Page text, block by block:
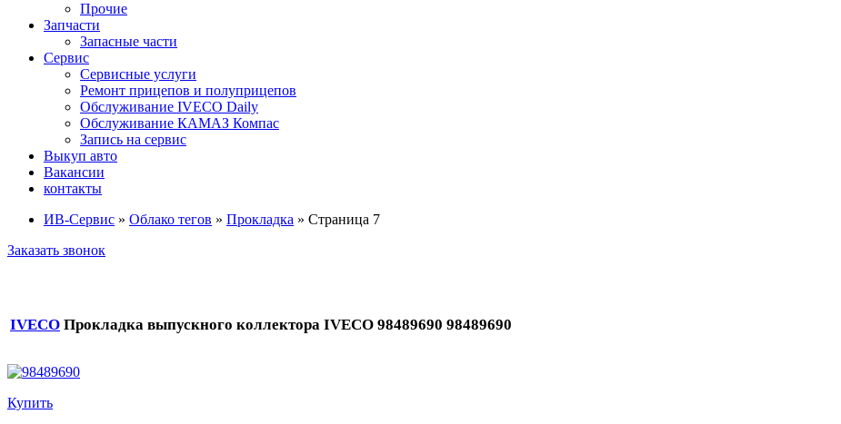
Прочие
Запчасти
Запасные части
Сервис
Сервисные услуги
Ремонт прицепов и полуприцепов
Обслуживание IVECO Daily
Обслуживание КАМАЗ Компас
Запись на сервис
Выкуп авто
Вакансии
контакты
ИВ-Сервис » Облако тегов » Прокладка » Страница 7
Заказать звонок
IVECO Прокладка выпускного коллектора IVECO 98489690 98489690
Купить